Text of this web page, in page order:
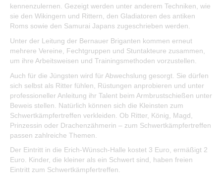
kennenzulernen. Gezeigt werden unter anderem Techniken, wie
sie den Wikingern und Rittern, den Gladiatoren des antiken
Roms sowie den Samurai Japans zugeschrieben werden.
Unter der Leitung der Bernauer Briganten kommen erneut
mehrere Vereine, Fechtgruppen und Stuntakteure zusammen,
um ihre Arbeitsweisen und Trainingsmethoden vorzustellen.
Auch für die Jüngsten wird für Abwechslung gesorgt. Sie dürfen
sich selbst als Ritter fühlen, Rüstungen anprobieren und unter
professioneller Anleitung ihr Talent beim Armbrustschießen unter
Beweis stellen. Natürlich können sich die Kleinsten zum
Schwertkämpfertreffen verkleiden. Ob Ritter, König, Magd,
Prinzessin oder Drachenzähmerin – zum Schwertkämpfertreffen
passen zahlreiche Themen.
Der Eintritt in die Erich-Wünsch-Halle kostet 3 Euro, ermäßigt 2
Euro. Kinder, die kleiner als ein Schwert sind, haben freien
Eintritt zum Schwertkämpfertreffen.